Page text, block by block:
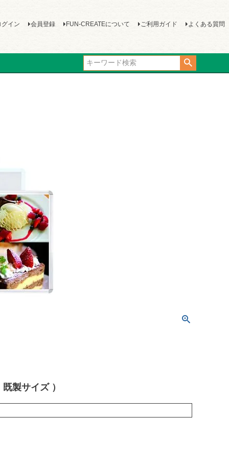
グイン 会員登録 FUN-CREATEについて ご利用ガイド よくある質問
製サイズ ）